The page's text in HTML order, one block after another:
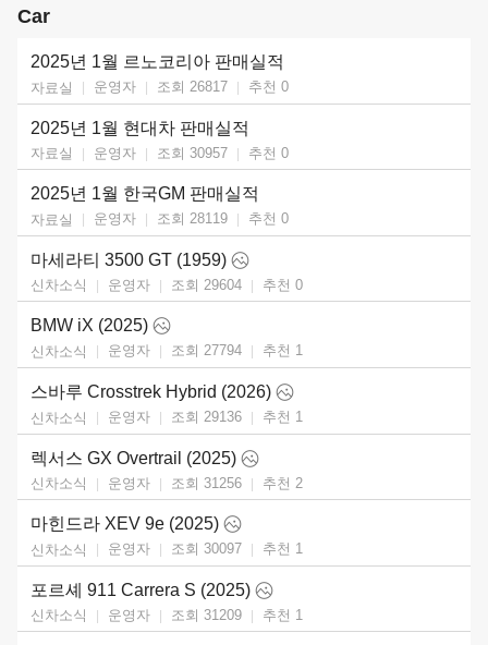
Car
2025년 1월 르노코리아 판매실적
자료실 운영자 조회 26817 추천 0
2025년 1월 현대차 판매실적
자료실 운영자 조회 30957 추천 0
2025년 1월 한국GM 판매실적
자료실 운영자 조회 28119 추천 0
마세라티 3500 GT (1959)
신차소식 운영자 조회 29604 추천 0
BMW iX (2025)
신차소식 운영자 조회 27794 추천 1
스바루 Crosstrek Hybrid (2026)
신차소식 운영자 조회 29136 추천 1
렉서스 GX Overtrail (2025)
신차소식 운영자 조회 31256 추천 2
마힌드라 XEV 9e (2025)
신차소식 운영자 조회 30097 추천 1
포르셰 911 Carrera S (2025)
신차소식 운영자 조회 31209 추천 1